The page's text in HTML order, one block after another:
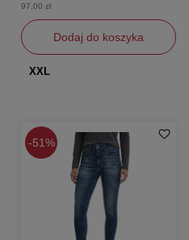
97,00 zł
Dodaj do koszyka
XXL
51%